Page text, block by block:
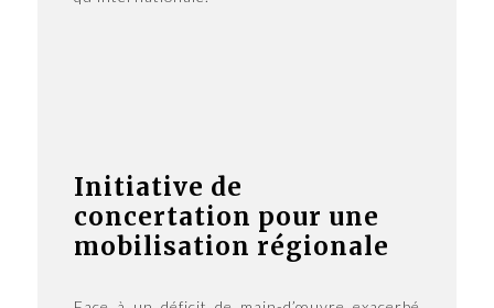
Initiative de
concertation pour une
mobilisation régionale